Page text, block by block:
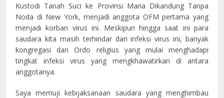
Kustodi Tanah Suci ke Provinsi Maria Dikandung Tanpa
Noda di New York, menjadi anggota OFM pertama yang
menjadi korban virus ini. Meskipun hingga saat ini para
saudara kita masih terhindar dari infeksi virus ini, banyak
kongregasi dan Ordo religius yang mulai menghadapi
tingkat infeksi virus yang mengkhawatirkan di antara
anggotanya.
Saya memuji kebijaksanaan saudara yang menghimbau